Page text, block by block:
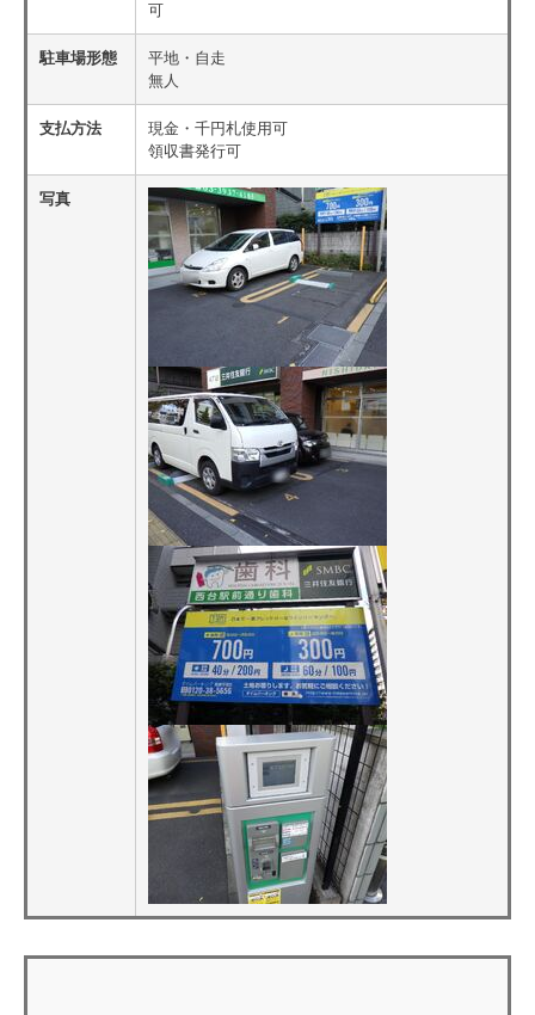
可
駐車場形態
平地・自走
無人
支払方法
現金・千円札使用可
領収書発行可
写真